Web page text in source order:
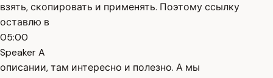
взять, скопировать и применять. Поэтому ссылку
оставлю в
05:00
Speaker A
описании, там интересно и полезно. А мы